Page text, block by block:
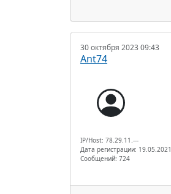
30 октября 2023 09:43
Ant74
IP/Host: 78.29.11.---
Дата регистрации: 19.05.2021
Сообщений: 724